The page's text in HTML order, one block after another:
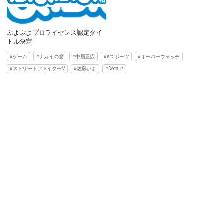
ぷよぷよプロライセンス認定タイ
トル決定
ゲーム ナカイの窓 中居正広 eスポーツ
オーバーウォッチ
ストリートファイターV
佐藤かよ Dota 2